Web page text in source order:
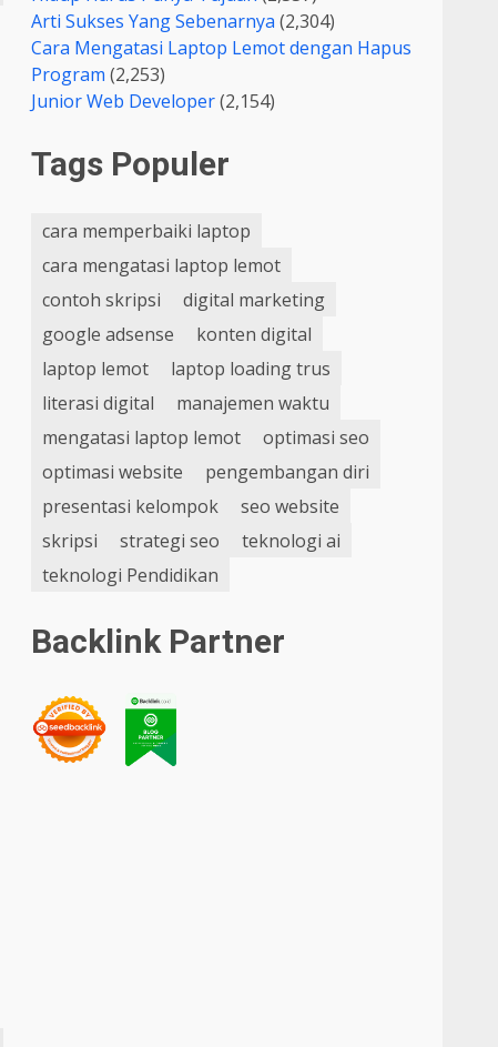
Arti Sukses Yang Sebenarnya (2,304)
Cara Mengatasi Laptop Lemot dengan Hapus
Program (2,253)
Junior Web Developer(2,154)
Tags Populer
cara memperbaiki laptop
cara mengatasi laptop lemot
contoh skripsi
digital marketing
google adsense
konten digital
laptop lemot
laptop loading trus
literasi digital
manajemen waktu
mengatasi laptop lemot
optimasi seo
optimasi website
pengembangan diri
presentasi kelompok
seo website
skripsi
strategi seo
teknologi ai
teknologi Pendidikan
Backlink Partner